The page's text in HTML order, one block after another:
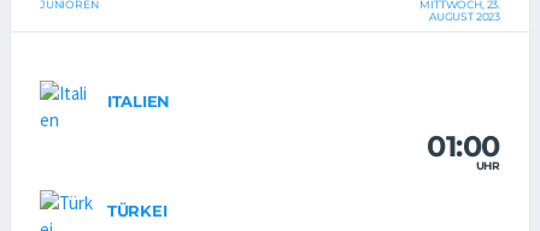
JUNIOREN
MITTWOCH, 23.
AUGUST 2023
ITALIEN
01:00
UHR
TÜRKEI